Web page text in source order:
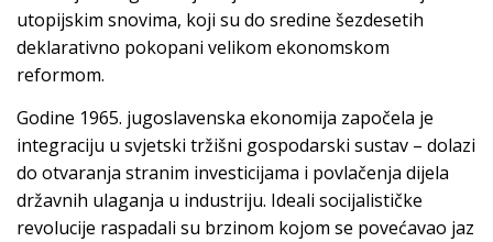
utopijskim snovima, koji su do sredine šezdesetih
deklarativno pokopani velikom ekonomskom
reformom.
Godine 1965. jugoslavenska ekonomija započela je
integraciju u svjetski tržišni gospodarski sustav – dolazi
do otvaranja stranim investicijama i povlačenja dijela
državnih ulaganja u industriju. Ideali socijalističke
revolucije raspadali su brzinom kojom se povećavao jaz